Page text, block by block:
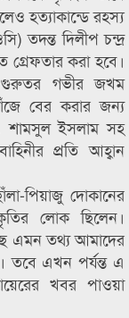
হত্যাকান্ডে রহস্য
তদন্ত দিলীপ চন্দ্র
গ্রেফতার করা হবে।
গুরুতর গভীর জখম
বের করার জন্য
শামসুল ইসলাম সহ
প্রতি আহ্বান
পিয়াজু দোকানের
লোক ছিলেন।
এমন তথ্য আমাদের
তবে এখন পর্যন্ত এ
খবর পাওয়া